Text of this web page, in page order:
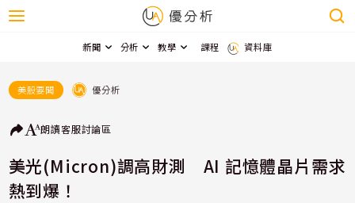
新聞 分析 教學 課程 資料庫
美股要聞 優分析
朗讀客服討論區
美光(Micron)調高財測 AI 記憶體晶片需求
熱到爆！